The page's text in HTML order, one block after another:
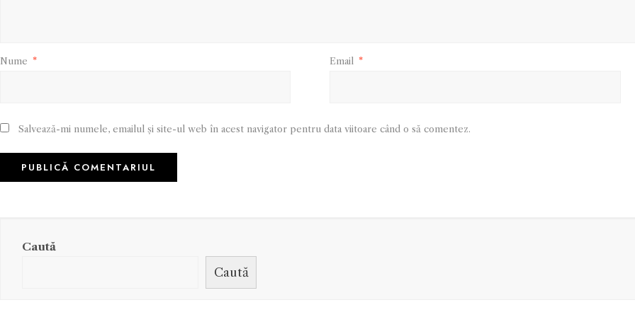
Nume * Email *
Salvează-mi numele, emailul și site-ul web în acest navigator pentru data viitoare când o să comentez.
Caută
Caută